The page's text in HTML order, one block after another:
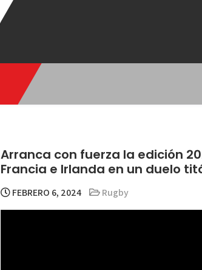
Arranca con fuerza la edición
Francia e Irlanda en un duelo
FEBRERO 6, 2024 Rugby